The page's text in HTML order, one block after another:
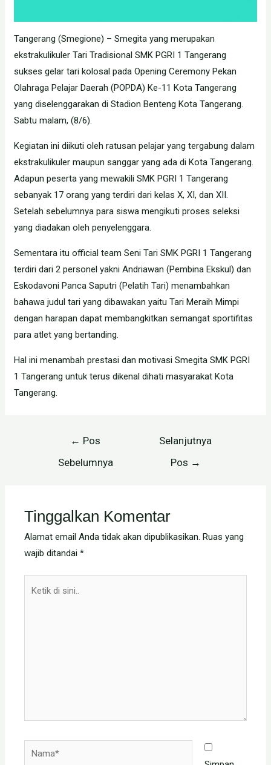
Tangerang (Smegione) – Smegita yang merupakan
ekstrakulikuler Tari Tradisional SMK PGRI 1 Tangerang
sukses gelar tari kolosal pada Opening Ceremony Pekan
Olahraga Pelajar Daerah (POPDA) Ke-11 Kota Tangerang
yang diselenggarakan di Stadion Benteng Kota Tangerang.
Sabtu malam, (8/6).
Kegiatan ini diikuti oleh ratusan pelajar yang tergabung dalam
ekstrakulikuler maupun sanggar yang ada di Kota Tangerang.
Adapun peserta yang mewakili SMK PGRI 1 Tangerang
sebanyak 17 orang yang terdiri dari kelas X, XI, dan XII.
Setelah sebelumnya para siswa mengikuti proses seleksi
yang diadakan oleh penyelenggara.
Sementara itu official team Seni Tari SMK PGRI 1 Tangerang
terdiri dari 2 personel yakni Andriawan (Pembina Ekskul) dan
Eskodavoni Panca Saputri (Pelatih Tari) menambahkan
bahawa judul tari yang dibawakan yaitu Tari Meraih Mimpi
dengan harapan dapat membangkitkan semangat sportifitas
para atlet yang bertanding.
Hal ini menambah prestasi dan motivasi Smegita SMK PGRI
1 Tangerang untuk terus dikenal dihati masyarakat Kota
Tangerang.
← Pos
Sebelumnya
Selanjutnya
Pos →
Tinggalkan Komentar
Alamat email Anda tidak akan dipublikasikan. Ruas yang
wajib ditandai*
Nama*